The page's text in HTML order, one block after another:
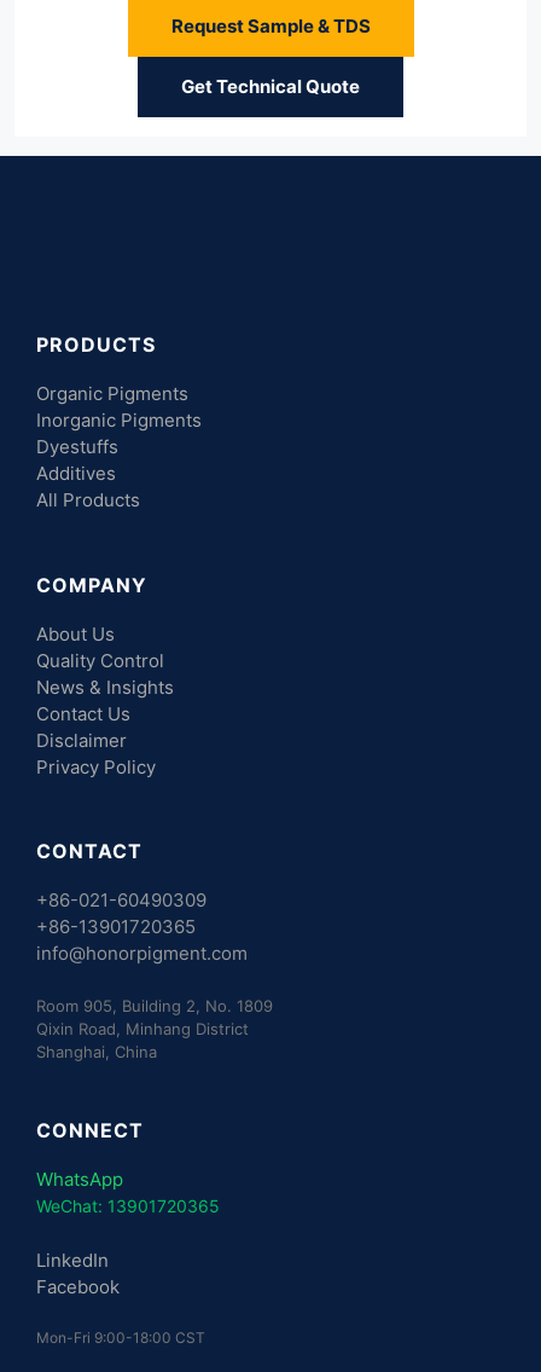
Request Sample & TDS
Get Technical Quote
PRODUCTS
Organic Pigments
Inorganic Pigments
Dyestuffs
Additives
All Products
COMPANY
About Us
Quality Control
News & Insights
Contact Us
Disclaimer
Privacy Policy
CONTACT
+86-021-60490309
+86-13901720365
info@honorpigment.com
Room 905, Building 2, No. 1809
Qixin Road, Minhang District
Shanghai, China
CONNECT
WhatsApp
WeChat: 13901720365
LinkedIn
Facebook
Mon-Fri 9:00-18:00 CST